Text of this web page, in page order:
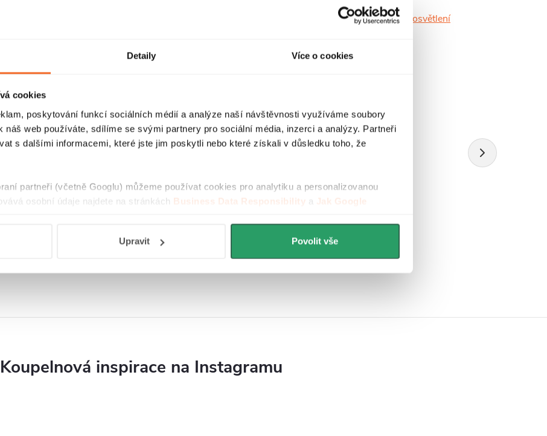
Detaily Více o cookies
cookies
poskytování funkcí sociálních médií a analýze naší návštěvnosti využíváme soubory
náš web používáte, sdílíme se svými partnery pro sociální média, inzerci a analýzy. Partneři
s dalšími informacemi, které jste jim poskytli nebo které získali v důsledku toho, že
partneři (včetně Googlu) můžeme používat cookies pro analytiku a personalizovanou
osobní údaje najdete na stránkách Business Data Responsibility a Jak Google
Upravit Povolit vše
Zrcadla bez rámu i osvětlení
Koupelnová inspirace na Instagramu